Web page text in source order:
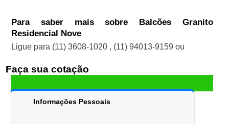
Para saber mais sobre Balcões Granito
Residencial Nove
Ligue para (11) 3608-1020 , (11) 94013-9159 ou
Faça sua cotação
Informações Pessoais